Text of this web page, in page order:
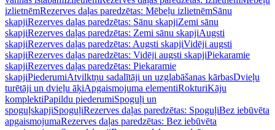
izlietnēmRezerves daļas paredzētas: Mēbeļu izlietnēmSānu
skapjiRezerves daļas paredzētas: Sānu skapjiZemi sānu
skapjiRezerves daļas paredzētas: Zemi sānu skapjiAugsti
skapjiRezerves daļas paredzētas: Augsti skapjiVidēji augsti
skapjiRezerves daļas paredzētas: Vidēji augsti skapjiPiekaramie
skapjiRezerves daļas paredzētas: Piekaramie
skapjiPiederumiAtvilktņu sadalītāji un uzglabāšanas kārbasDvieļu
turētāji un dvieļu āķiApgaismojuma elementiRokturiKāju
komplektiPapildu piederumiSpoguļi un
spoguļskapjiSpoguļiRezerves daļas paredzētas: SpoguļiBez iebūvēta
apgaismojumaRezerves daļas paredzētas: Bez iebūvēta